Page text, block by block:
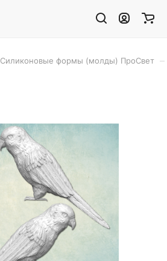
Силиконовые формы (молды) ПроСвет